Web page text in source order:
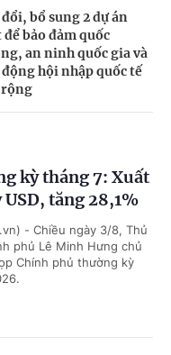
đổi, bổ sung 2 dự án
bảo đảm quốc
an ninh quốc gia và
động hội nhập quốc tế
rộng
kỳ tháng 7: Xuất
tăng 28,1%
- Chiều ngày 3/8, Thủ
phủ Lê Minh Hưng chủ
Chính phủ thường kỳ